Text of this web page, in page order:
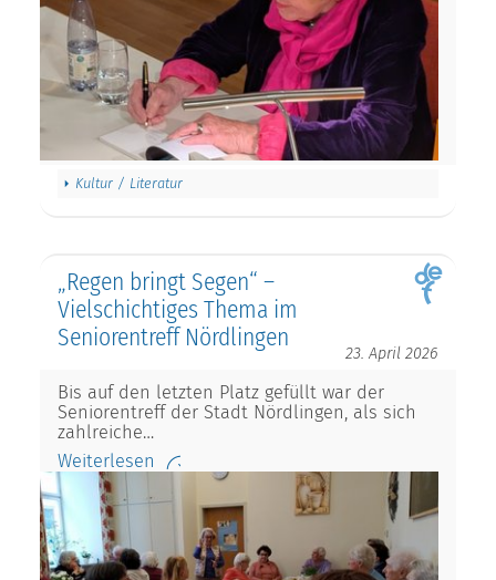
Kultur / Literatur
„Regen bringt Segen“ –
Vielschichtiges Thema im
Seniorentreff Nördlingen
23. April 2026
Bis auf den letzten Platz gefüllt war der
Seniorentreff der Stadt Nördlingen, als sich
zahlreiche…
Weiterlesen